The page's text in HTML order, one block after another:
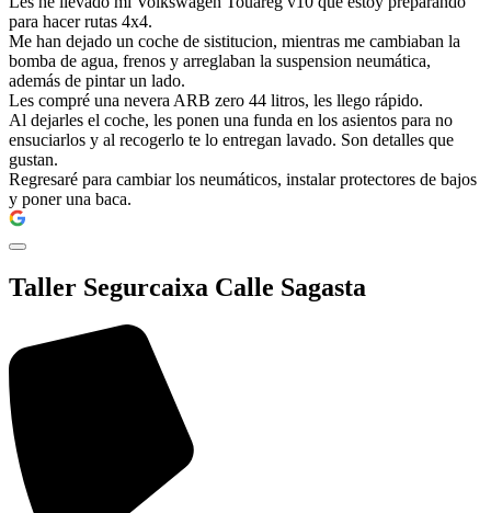
para hacer rutas 4x4.
Me han dejado un coche de sistitucion, mientras me cambiaban la
bomba de agua, frenos y arreglaban la suspension neumática,
además de pintar un lado.
Les compré una nevera ARB zero 44 litros, les llego rápido.
Al dejarles el coche, les ponen una funda en los asientos para no
ensuciarlos y al recogerlo te lo entregan lavado. Son detalles que
gustan.
Regresaré para cambiar los neumáticos, instalar protectores de bajos
y poner una baca.
Taller Segurcaixa Calle Sagasta